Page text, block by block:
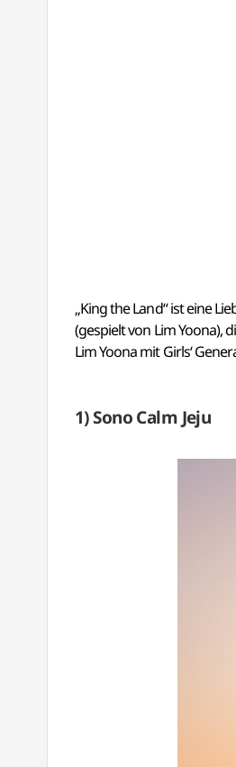
„King the Land“ ist eine
(gespielt von Lim Yoona),
Lim Yoona mit Girls‘
1) Sono Calm Jeju